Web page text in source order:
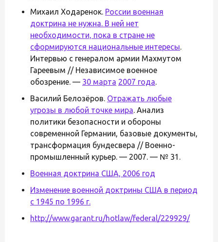
Михаил Ходаренок. России военная
доктрина не нужна. В ней нет
необходимости, пока в стране не
сформируются национальные интересы.
Интервью с генералом армии Махмутом
Гареевым // Независимое военное
обозрение. — 30 марта 2007 года.
Василий Белозёров. Отражать любые
угрозы в любой точке мира. Анализ
политики безопасности и обороны
современной Германии, базовые документы,
трансформация бундесвера // Военно-
промышленный курьер. — 2007. — № 31.
Военная доктрина США, 2006 год
Изменение военной доктрины США в период
с 1945 по 1996 г.
http://www.garant.ru/hotlaw/federal/229929/